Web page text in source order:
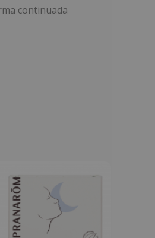
continuada